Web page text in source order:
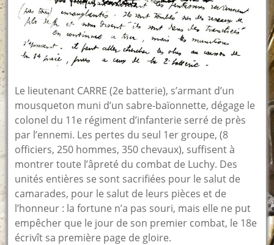
Le lieutenant CARRE (2e batterie), s’armant d’un
mousqueton muni d’un sabre-baïonnette, dégage le
colonel du 11e régiment d’infanterie serré de près
par l’ennemi. Les pertes du seul 1er groupe, (8
officiers, 250 hommes, 350 chevaux), suffisent à
montrer toute l’âpreté du combat de Luchy. Des
unités entières se sont sacrifiées pour le salut de
camarades, pour le salut de leurs pièces et de
l’honneur : la fortune n’a pas souri, mais elle ne put
empêcher que le jour de son premier combat, le 18e
écrivît sa première page de gloire.